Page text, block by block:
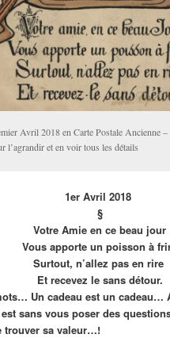
Avril 2018 en Carte Postale Ancienne
l’agrandir et en voir tous les détails
1er Avril 2018
§
Votre Amie en ce beau jour
Vous apporte un poisson à
Surtout, n’allez pas en rire
Et recevez le sans détour.
Un cadeau est un cadeau…
sans vous poser des
trouver sa valeur…!